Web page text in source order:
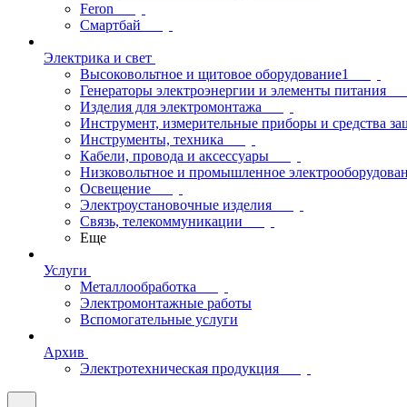
Feron
Смартбай
Электрика и свет
Высоковольтное и щитовое оборудование1
Генераторы электроэнергии и элементы питания
Изделия для электромонтажа
Инструмент, измерительные приборы и средства
Инструменты, техника
Кабели, провода и аксессуары
Низковольтное и промышленное
Освещение
Электроустановочные изделия
Связь, телекоммуникации
Еще
Услуги
Металлообработка
Электромонтажные работы
Вспомогательные услуги
Архив
Электротехническая продукция